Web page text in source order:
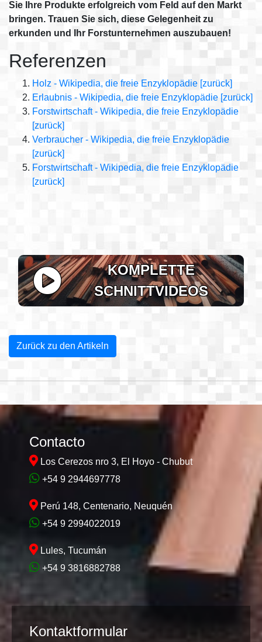
Sie Ihre Produkte erfolgreich vom Feld auf den Markt
bringen. Trauen Sie sich, diese Gelegenheit zu
erkunden und Ihr Forstunternehmen auszubauen!
Referenzen
Holz - Wikipedia, die freie Enzyklopädie [zurück]
Erlaubnis - Wikipedia, die freie Enzyklopädie [zurück]
Forstwirtschaft - Wikipedia, die freie Enzyklopädie
[zurück]
Verbraucher - Wikipedia, die freie Enzyklopädie
[zurück]
Forstwirtschaft - Wikipedia, die freie Enzyklopädie
[zurück]
KOMPLETTE
SCHNITTVIDEOS
Zurück zu den Artikeln
Contacto
Los Cerezos nro 3, El Hoyo - Chubut
+54 9 2944697778
Perú 148, Centenario, Neuquén
+54 9 2994022019
Lules, Tucumán
+54 9 3816882788
Kontaktformular